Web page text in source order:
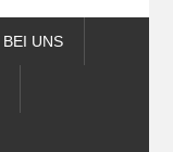
BEI UNS